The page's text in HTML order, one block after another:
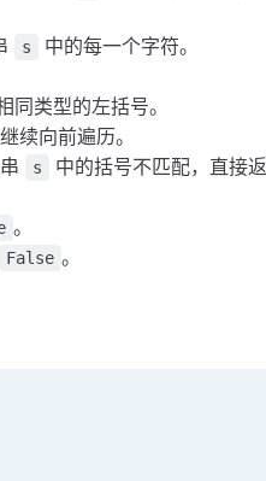
s
中的每一个字符。
类型的左括号。
续向前遍历。
s 中的括号不匹配，直接
。
False 。